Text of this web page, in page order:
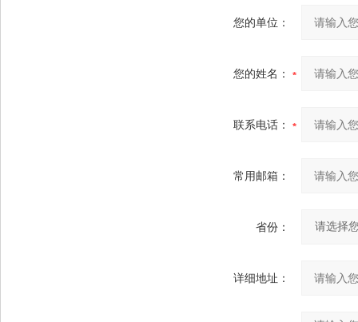
您的单位：
您的姓名：
联系电话：
常用邮箱：
省份：
详细地址：